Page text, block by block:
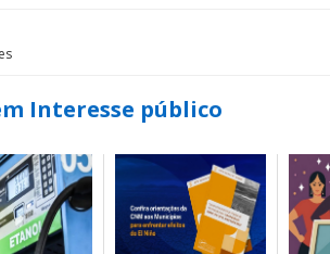
Interesse público